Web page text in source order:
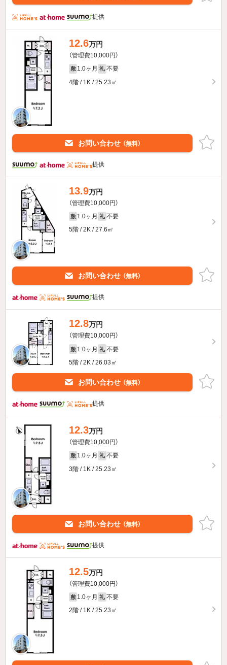
提供
12.6万円
（管理費10,000円）
敷 1.0ヶ月 礼 不要
4階 / 1K / 25.23㎡
お問い合わせ （無料）
提供
13.9万円
（管理費10,000円）
敷 1.0ヶ月 礼 不要
5階 / 2K / 27.6㎡
お問い合わせ （無料）
提供
12.8万円
（管理費10,000円）
敷 1.0ヶ月 礼 不要
5階 / 2K / 26.03㎡
お問い合わせ （無料）
提供
12.3万円
（管理費10,000円）
敷 1.0ヶ月 礼 不要
3階 / 1K / 25.23㎡
お問い合わせ （無料）
提供
12.5万円
（管理費10,000円）
敷 1.0ヶ月 礼 不要
2階 / 1K / 25.23㎡